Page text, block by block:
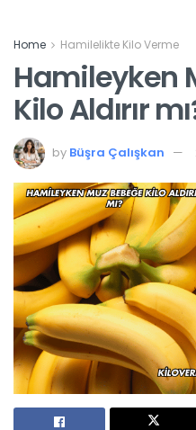
Home Hamilelikte Kilo Verme
Hamileyken
Kilo Aldırır
by Büşra Çalışkan